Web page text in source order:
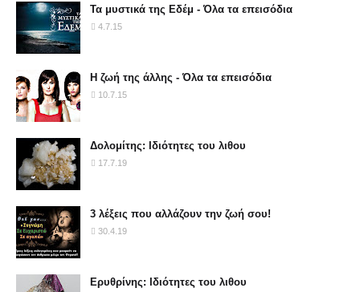
Τα μυστικά της Εδέμ - Όλα τα επεισόδια
4.7.15
Η ζωή της άλλης - Όλα τα επεισόδια
10.7.15
Δολομίτης: Ιδιότητες του λιθου
17.7.19
3 λέξεις που αλλάζουν την ζωή σου!
30.4.19
Ερυθρίνης: Ιδιότητες του λιθου